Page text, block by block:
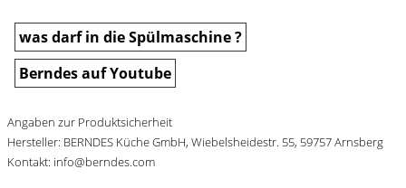
was darf in die Spülmaschine ?
Berndes auf Youtube
Angaben zur Produktsicherheit
Hersteller: BERNDES Küche GmbH, Wiebelsheidestr. 55, 59757 Arnsberg
Kontakt: info@berndes.com